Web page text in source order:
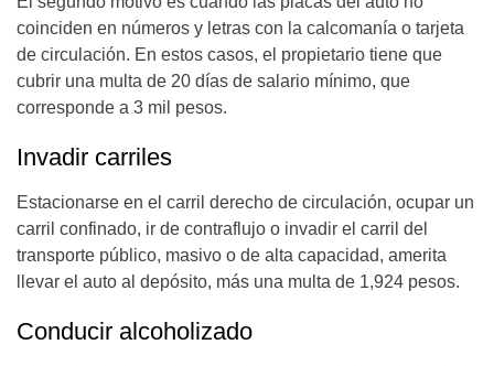
coinciden en números y letras con la calcomanía o tarjeta
de circulación. En estos casos, el propietario tiene que
cubrir una multa de 20 días de salario mínimo, que
corresponde a 3 mil pesos.
Invadir carriles
Estacionarse en el carril derecho de circulación, ocupar un
carril confinado, ir de contraflujo o invadir el carril del
transporte público, masivo o de alta capacidad, amerita
llevar el auto al depósito, más una multa de 1,924 pesos.
Conducir alcoholizado